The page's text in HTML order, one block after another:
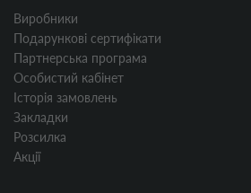
Виробники
Подарункові сертифікати
Партнерська програма
Особистий кабінет
Історія замовлень
Закладки
Розсилка
Акції